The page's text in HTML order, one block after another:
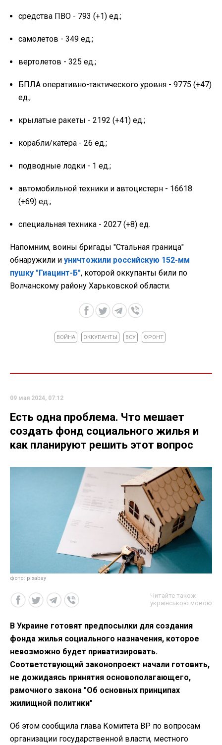
средства ПВО - 793 (+1) ед.;
самолетов - 349 ед.;
вертолетов - 325 ед.;
БПЛА оперативно-тактического уровня - 9775 (+47)
ед.;
крылатые ракеты - 2192 (+41) ед.;
корабли/катера - 26 ед.;
подводные лодки - 1 ед.;
автомобильной техники и автоцистерн - 16618
(+69) ед.;
специальная техника - 2027 (+8) ед.
Напомним, воины бригады "Стальная граница"
обнаружили и уничтожили российскую 152-мм
пушку "Гиацинт-Б", которой оккупанты били по
Волчанскому району Харьковской области.
ВОЙНА ОККУПАНТЫ ВСУ ФРОНТ
09 мая 2024, 07:12
Есть одна проблема. Что мешает
создать фонд социального жилья и
как планируют решить этот вопрос
фото: pixabay
Читайте також
українською мовою
В Украине готовят предпосылки для создания
фонда жилья социального назначения, которое
невозможно будет приватизировать.
Соответствующий законопроект начали готовить,
не дожидаясь принятия основополагающего,
рамочного закона "Об основных принципах
жилищной политики"
Об этом сообщила глава Комитета ВР по вопросам
организации государственной власти, местного